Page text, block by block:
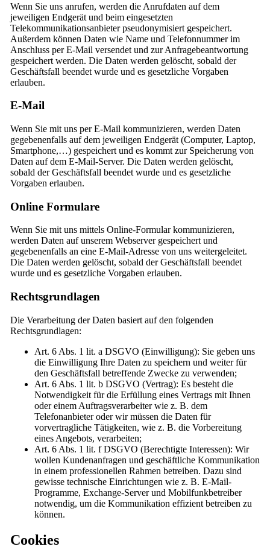
Wenn Sie uns anrufen, werden die Anrufdaten auf dem
jeweiligen Endgerät und beim eingesetzten
Telekommunikationsanbieter pseudonymisiert gespeichert.
Außerdem können Daten wie Name und Telefonnummer im
Anschluss per E-Mail versendet und zur Anfragebeantwortung
gespeichert werden. Die Daten werden gelöscht, sobald der
Geschäftsfall beendet wurde und es gesetzliche Vorgaben
erlauben.
E-Mail
Wenn Sie mit uns per E-Mail kommunizieren, werden Daten
gegebenenfalls auf dem jeweiligen Endgerät (Computer, Laptop,
Smartphone,…) gespeichert und es kommt zur Speicherung von
Daten auf dem E-Mail-Server. Die Daten werden gelöscht,
sobald der Geschäftsfall beendet wurde und es gesetzliche
Vorgaben erlauben.
Online Formulare
Wenn Sie mit uns mittels Online-Formular kommunizieren,
werden Daten auf unserem Webserver gespeichert und
gegebenenfalls an eine E-Mail-Adresse von uns weitergeleitet.
Die Daten werden gelöscht, sobald der Geschäftsfall beendet
wurde und es gesetzliche Vorgaben erlauben.
Rechtsgrundlagen
Die Verarbeitung der Daten basiert auf den folgenden
Rechtsgrundlagen:
Art. 6 Abs. 1 lit. a DSGVO (Einwilligung): Sie geben uns
die Einwilligung Ihre Daten zu speichern und weiter für
den Geschäftsfall betreffende Zwecke zu verwenden;
Art. 6 Abs. 1 lit. b DSGVO (Vertrag): Es besteht die
Notwendigkeit für die Erfüllung eines Vertrags mit Ihnen
oder einem Auftragsverarbeiter wie z. B. dem
Telefonanbieter oder wir müssen die Daten für
vorvertragliche Tätigkeiten, wie z. B. die Vorbereitung
eines Angebots, verarbeiten;
Art. 6 Abs. 1 lit. f DSGVO (Berechtigte Interessen): Wir
wollen Kundenanfragen und geschäftliche Kommunikation
in einem professionellen Rahmen betreiben. Dazu sind
gewisse technische Einrichtungen wie z. B. E-Mail-
Programme, Exchange-Server und Mobilfunkbetreiber
notwendig, um die Kommunikation effizient betreiben zu
können.
Cookies